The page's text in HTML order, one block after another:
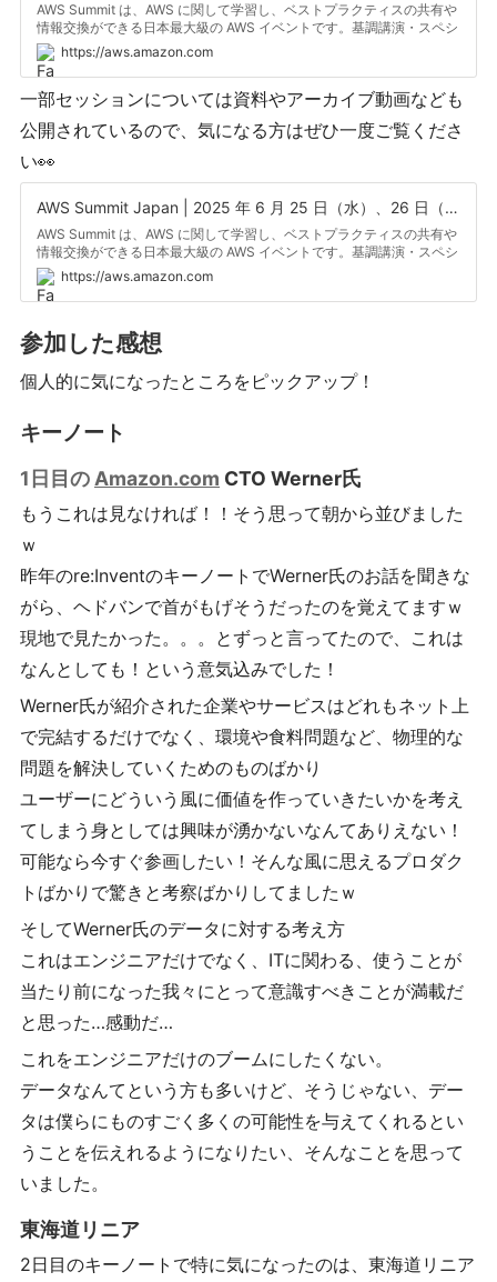
AWS Summit は、AWS に関して学習し、ベストプラクティスの共有や
情報交換ができる日本最大級の AWS イベントです。基調講演・スペシ
ャルセッションに加え、160+ セッション、 270+ 展示やハンズオンな
どの Expo コンテンツを体験し、皆様の学習にお役立てください。
https://aws.amazon.com
一部セッションについては資料やアーカイブ動画なども
公開されているので、気になる方はぜひ一度ご覧くださ
い👀
AWS Summit Japan | 2025 年 6 月 25 日（水）、26 日（木）
AWS Summit は、AWS に関して学習し、ベストプラクティスの共有や
情報交換ができる日本最大級の AWS イベントです。基調講演・スペシ
ャルセッションに加え、160+ セッション、 270+ 展示やハンズオンな
どの Expo コンテンツを体験し、皆様の学習にお役立てください。
https://aws.amazon.com
参加した感想
個人的に気になったところをピックアップ！
キーノート
1日目の Amazon.com CTO Werner氏
もうこれは見なければ！！そう思って朝から並びました
ｗ
昨年のre:InventのキーノートでWerner氏のお話を聞きな
がら、ヘドバンで首がもげそうだったのを覚えてますｗ
現地で見たかった。。。とずっと言ってたので、これは
なんとしても！という意気込みでした！
Werner氏が紹介された企業やサービスはどれもネット上
で完結するだけでなく、環境や食料問題など、物理的な
問題を解決していくためのものばかり
ユーザーにどういう風に価値を作っていきたいかを考え
てしまう身としては興味が湧かないなんてありえない！
可能なら今すぐ参画したい！そんな風に思えるプロダク
トばかりで驚きと考察ばかりしてましたｗ
そしてWerner氏のデータに対する考え方
これはエンジニアだけでなく、ITに関わる、使うことが
当たり前になった我々にとって意識すべきことが満載だ
と思った…感動だ…
これをエンジニアだけのブームにしたくない。
データなんてという方も多いけど、そうじゃない、デー
タは僕らにものすごく多くの可能性を与えてくれるとい
うことを伝えれるようになりたい、そんなことを思って
いました。
東海道リニア
2日目のキーノートで特に気になったのは、東海道リニア